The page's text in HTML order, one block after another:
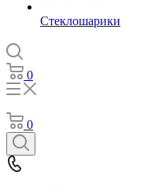
Стеклошарики
0
0